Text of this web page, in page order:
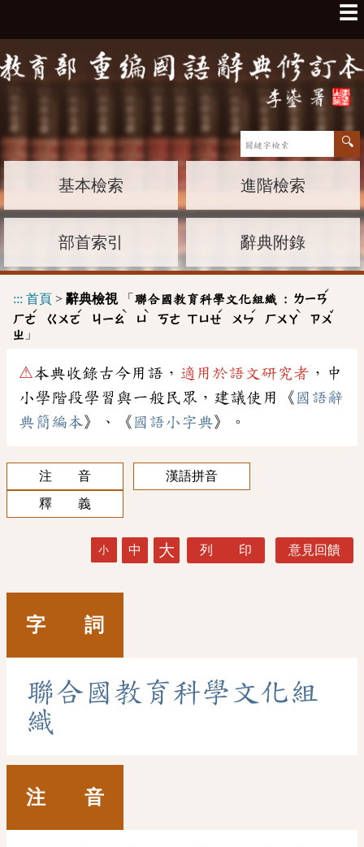
☰
基本檢索 進階檢索
部首索引 辭典附錄
::: 首頁 > 辭典檢視「 聯合國教育科學文化組織 : ㄌㄧㄢ
ˊ
ㄏㄜ
ˊ
ㄍㄨㄛ
ˊ
ㄐㄧㄠ
ˋ
ㄩ
ˋ
ㄎㄜ ㄒㄩㄝ
ˊ
ㄨㄣ
ˊ
ㄏㄨㄚ
ˋ
ㄗㄨ
ˇ
ㄓ 」
⚠本典收錄古今用語， 適用於語文研究者 ，中
小學階段學習與一般民眾，建議使用《 國語辭
典簡編本》、《 國語小字典》。
注 音
漢語拼音
釋 義
小 中 大 列 印 意見回饋
字 詞
聯合 國教 育科學 文 化組
織
注 音